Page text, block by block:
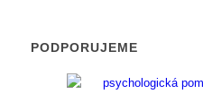
PODPORUJEME